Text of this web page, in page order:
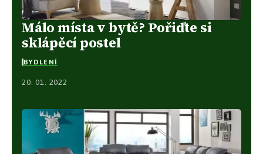
Málo místa v bytě? Pořiďte si
sklápěcí postel
BYDLENÍ
20. 01. 2022